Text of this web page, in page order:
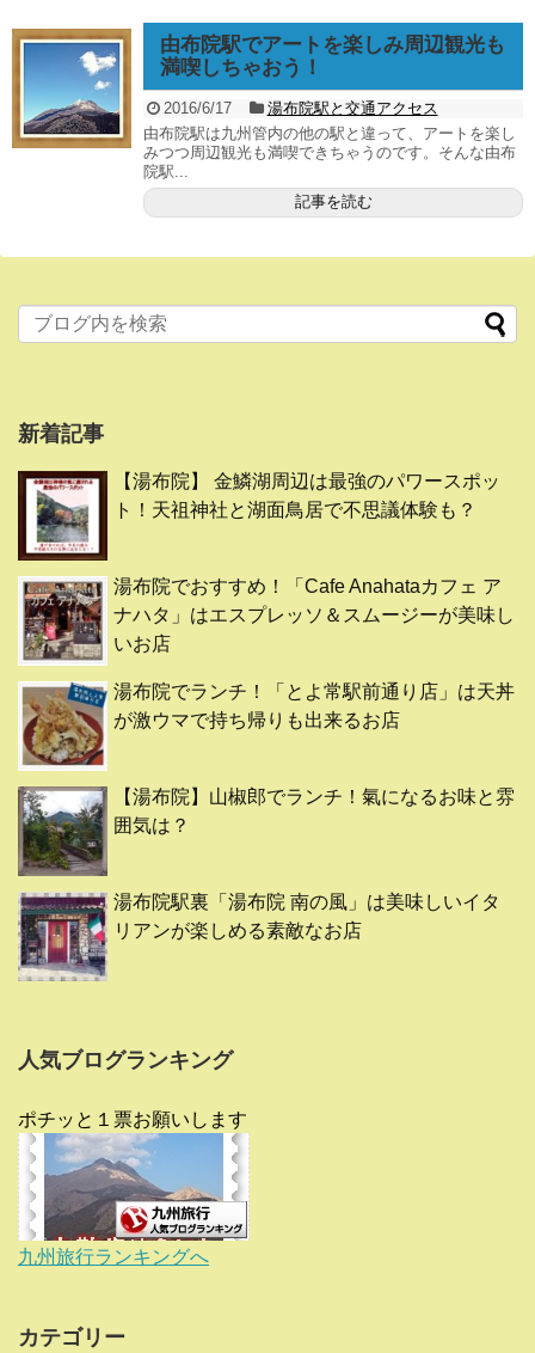
由布院駅でアートを楽しみ周辺観光も
満喫しちゃおう！
2016/6/17
湯布院駅と交通アクセス
由布院駅は九州管内の他の駅と違って、アートを楽し
みつつ周辺観光も満喫できちゃうのです。そんな由布
院駅...
記事を読む
新着記事
【湯布院】 金鱗湖周辺は最強のパワースポッ
ト！天祖神社と湖面鳥居で不思議体験も？
湯布院でおすすめ！「Cafe Anahataカフェ ア
ナハタ」はエスプレッソ＆スムージーが美味し
いお店
湯布院でランチ！「とよ常駅前通り店」は天丼
が激ウマで持ち帰りも出来るお店
【湯布院】山椒郎でランチ！氣になるお味と雰
囲気は？
湯布院駅裏「湯布院 南の風」は美味しいイタ
リアンが楽しめる素敵なお店
人気ブログランキング
ポチッと１票お願いします
九州旅行ランキングへ
カテゴリー